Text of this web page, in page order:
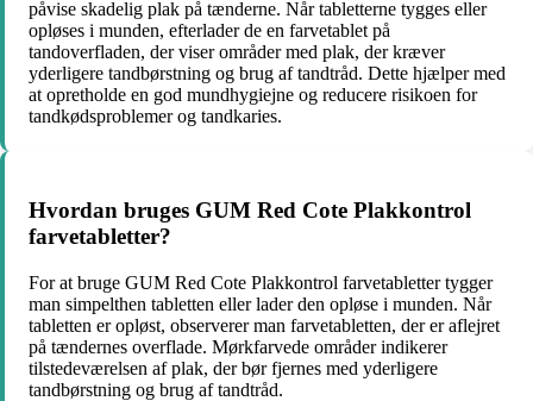
påvise skadelig plak på tænderne. Når tabletterne tygges eller
opløses i munden, efterlader de en farvetablet på
tandoverfladen, der viser områder med plak, der kræver
yderligere tandbørstning og brug af tandtråd. Dette hjælper med
at opretholde en god mundhygiejne og reducere risikoen for
tandkødsproblemer og tandkaries.
Hvordan bruges GUM Red Cote Plakkontrol
farvetabletter?
For at bruge GUM Red Cote Plakkontrol farvetabletter tygger
man simpelthen tabletten eller lader den opløse i munden. Når
tabletten er opløst, observerer man farvetabletten, der er aflejret
på tændernes overflade. Mørkfarvede områder indikerer
tilstedeværelsen af plak, der bør fjernes med yderligere
tandbørstning og brug af tandtråd.